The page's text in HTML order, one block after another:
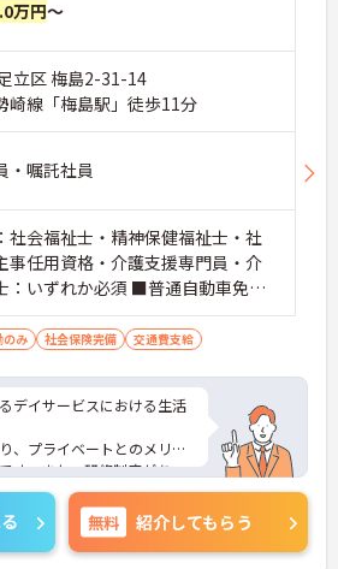
のチームワーク】
職種を超えた情報共有を徹
不安なく業務に集中できま
で浸透しているからこそ平
、腰を据えて働ける環境で
かし、さらなる高みを目指
いったマネジメント職への
得支援制度やOJTが整備さ
トに評価する「特別報酬」
の充実】
ームワークは、賞与とは別
に見える形で還元されま
え、年間17日ものリフレッ
りプライベートの時間を大
万円～
立区 梅島2-31-14
崎線「梅島駅」徒歩11分
・嘱託社員
会福祉士・精神保健福祉士・社
事任用資格・介護支援専門員・介
：いずれか必須 ■普通自動車免
■経験：必須
のみ 社会保険完備 交通費支給
デイサービスにおける生活
、プライベートとのメリハ
す。また、研修制度があ
ップが目指せる環境です。
接対策ポイントなど、さら
でお気軽にご相談くださ
無料 紹介してもらう